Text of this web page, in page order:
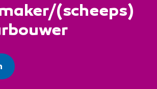
(scheeps)